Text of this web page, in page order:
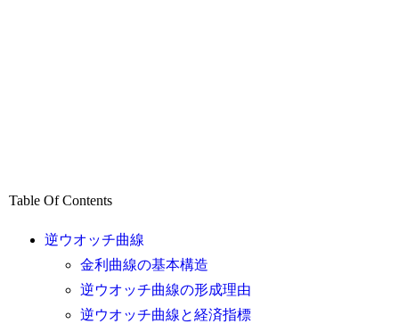
Table Of Contents
逆ウオッチ曲線
金利曲線の基本構造
逆ウオッチ曲線の形成理由
逆ウオッチ曲線と経済指標